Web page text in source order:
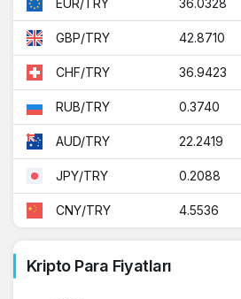
EUR/TRY 36.0328
GBP/TRY 42.8710
CHF/TRY 36.9423
RUB/TRY 0.3740
AUD/TRY 22.2419
JPY/TRY 0.2088
CNY/TRY 4.5536
Kripto Para Fiyatları